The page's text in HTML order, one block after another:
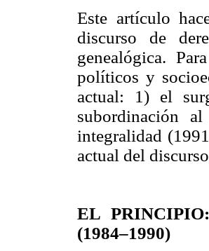
Este artículo
discurso de
genealógica.
políticos y
actual: 1) el
subordinación
integralidad
actual del
EL
(1984–1990)